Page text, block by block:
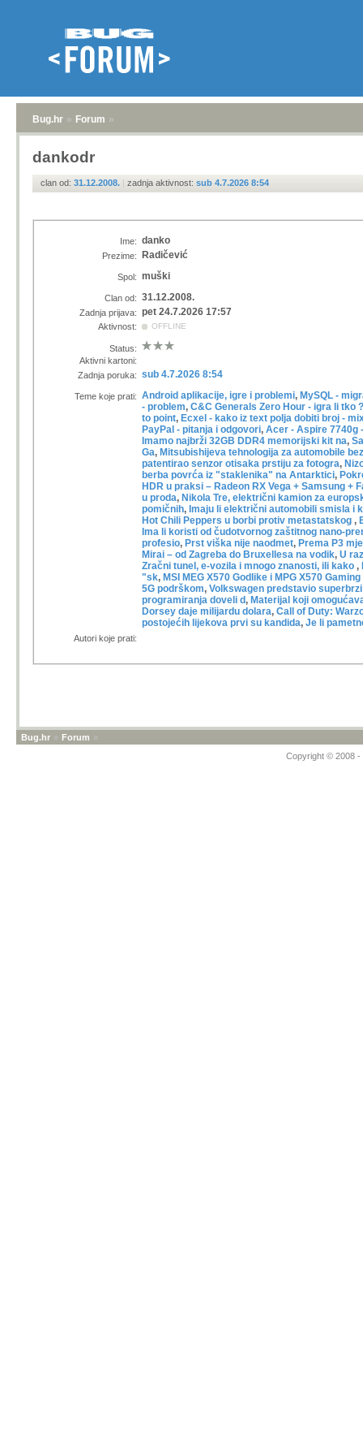
Bug.hr » Forum »
dankodr
clan od: 31.12.2008. | zadnja aktivnost: sub 4.7.2026 8:54
Ime: danko
Prezime: Radičević
Spol: muški
Clan od: 31.12.2008.
Zadnja prijava: pet 24.7.2026 17:57
Aktivnost: OFFLINE
Status:
Aktivni kartoni:
Zadnja poruka: sub 4.7.2026 8:54
Teme koje prati: Android aplikacije, igre i problemi, MySQL -
- problem, C&C Generals Zero Hour - igra li tko ?
to point, Ecxel - kako iz text polja dobiti broj -
PayPal - pitanja i odgovori, Acer - Aspire 7740g
Imamo najbrži 32GB DDR4 memorijski kit na,
Ga, Mitsubishijeva tehnologija za automobile
patentirao senzor otisaka prstiju za fotogra,
berba povrća iz "staklenika" na Antarktici,
HDR u praksi – Radeon RX Vega + Samsung +
u proda, Nikola Tre, električni kamion za
pomičnih, Imaju li električni automobili smisla i
Hot Chili Peppers u borbi protiv metastatskog ,
Ima li koristi od čudotvornog zaštitnog nano-
profesio, Prst viška nije naodmet, Prema P3
Mirai – od Zagreba do Bruxellesa na vodik, U
Zračni tunel, e-vozila i mnogo znanosti, ili kako ,
"sk, MSI MEG X570 Godlike i MPG X570 Gaming
5G podrškom, Volkswagen predstavio
programiranja doveli d, Materijal koji
Dorsey daje milijardu dolara, Call of Duty:
postojećih lijekova prvi su kandida, Je li
Autori koje prati:
Bug.hr » Forum »
Copyright © 2008 -